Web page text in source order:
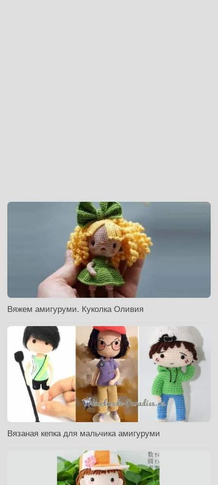
Вяжем амигуруми. Куколка Оливия
Вязаная кепка для мальчика амигуруми